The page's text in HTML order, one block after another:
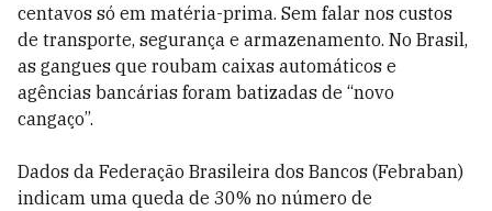
centavos só em matéria-prima. Sem falar nos custos
de transporte, segurança e armazenamento. No Brasil,
as gangues que roubam caixas automáticos e
agências bancárias foram batizadas de “novo
cangaço”.
Dados da Federação Brasileira dos Bancos (Febraban)
indicam uma queda de 30% no número de